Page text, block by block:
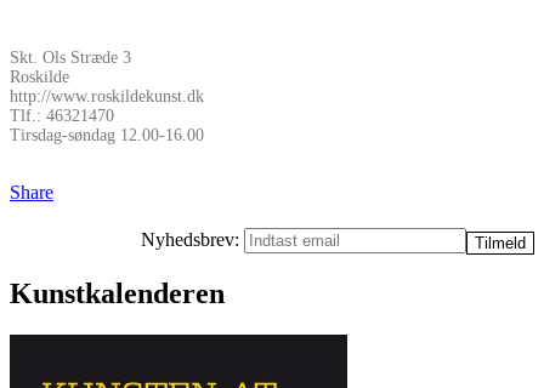
Skt. Ols Stræde 3
Roskilde
http://www.roskildekunst.dk
Tlf.: 46321470
Tirsdag-søndag 12.00-16.00
Share
Nyhedsbrev:
Kunstkalenderen